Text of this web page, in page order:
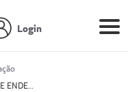
Login
MUDANÇA DE ENDEREÇO - DIAGITAB SERVIÇOS MÉDICOS LTDA (54003267-5)